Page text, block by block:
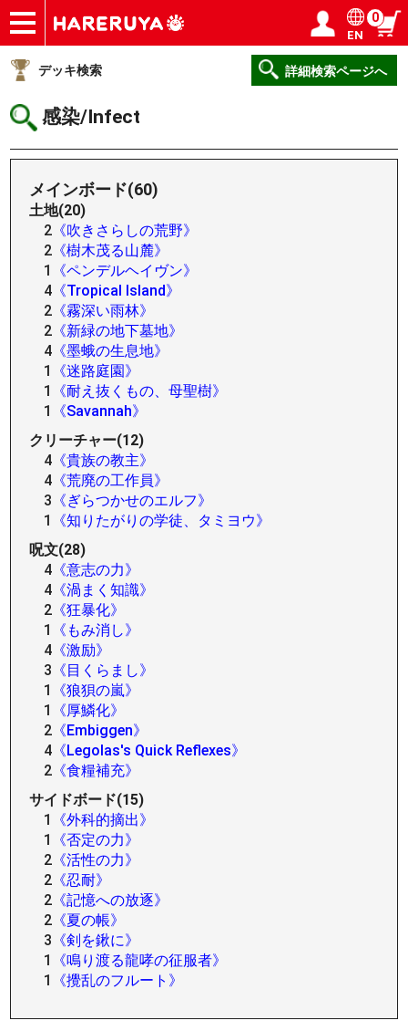
ショップ
買取
記事
デッキ検索
デッキ構築
選手一覧
店舗一覧
イベント
ヘルプ
お問い合わせ ログイン／会員登録
EN
0
デッキ検索 詳細検索ページへ
感染/Infect
メインボード(60)
土地(20)
2 《吹きさらしの荒野》
2 《樹木茂る山麓》
1
《ペンデルヘイヴン》
4 《Tropical Island》
2 《霧深い雨林》
2 《新緑の地下墓地》
4 《墨蛾の生息地》
1
《迷路庭園》
1
《耐え抜くもの、母聖樹》
1
《Savannah》
クリーチャー(12)
4 《貴族の教主》
4 《荒廃の工作員》
3 《ぎらつかせのエルフ》
1
《知りたがりの学徒、タミヨウ》
呪文(28)
4 《意志の力》
4 《渦まく知識》
2 《狂暴化》
1
《もみ消し》
4 《激励》
3 《目くらまし》
1
《狼狽の嵐》
1
《厚鱗化》
2 《Embiggen》
4 《Legolas's Quick Reflexes》
2 《食糧補充》
サイドボード(15)
1
《外科的摘出》
1
《否定の力》
2 《活性の力》
2 《忍耐》
2 《記憶への放逐》
2 《夏の帳》
3 《剣を鍬に》
1
《鳴り渡る龍哮の征服者》
1
《攪乱のフルート》